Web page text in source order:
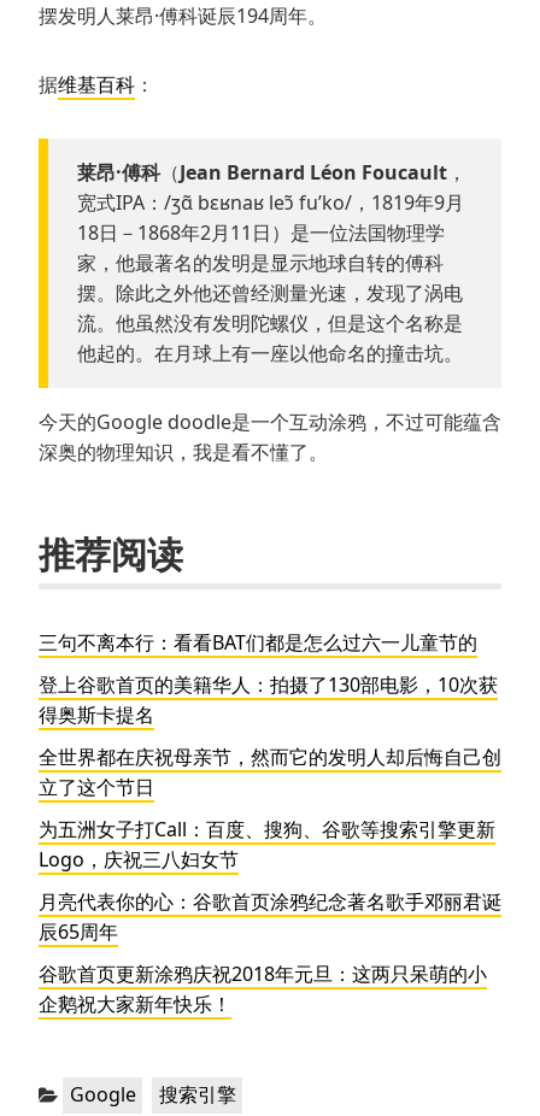
摆发明人莱昂·傅科诞辰194周年。
据维基百科 ：
莱昂·傅科（Jean Bernard Léon Foucault ，
宽式IPA：/ʒɑ̃ bɛʁnaʁ leɔ̃ fu’ko/，1819年9月
18日－1868年2月11日）是一位法国物理学
家，他最著名的发明是显示地球自转的傅科
摆。除此之外他还曾经测量光速，发现了涡电
流。他虽然没有发明陀螺仪，但是这个名称是
他起的。在月球上有一座以他命名的撞击坑。
今天的Google doodle是一个互动涂鸦，不过可能蕴含
深奥的物理知识，我是看不懂了。
推荐阅读
三句不离本行：看看BAT们都是怎么过六一儿童节的
登上谷歌首页的美籍华人：拍摄了130部电影，10次获
得奥斯卡提名
全世界都在庆祝母亲节，然而它的发明人却后悔自己创
立了这个节日
为五洲女子打Call：百度、搜狗、谷歌等搜索引擎更新
Logo，庆祝三八妇女节
月亮代表你的心：谷歌首页涂鸦纪念著名歌手邓丽君诞
辰65周年
谷歌首页更新涂鸦庆祝2018年元旦：这两只呆萌的小
企鹅祝大家新年快乐！
分
Google ，
搜索引擎